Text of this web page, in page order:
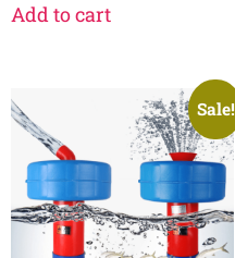
Add to cart
Sale!